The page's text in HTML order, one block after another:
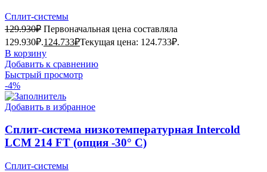
Сплит-системы
129.930₽ Первоначальная цена составляла
129.930₽.124.733₽Текущая цена: 124.733₽.
В корзину
Добавить к сравнению
Быстрый просмотр
-4%
Добавить в избранное
Сплит-система низкотемпературная Intercold
LCM 214 FT (опция -30° С)
Сплит-системы